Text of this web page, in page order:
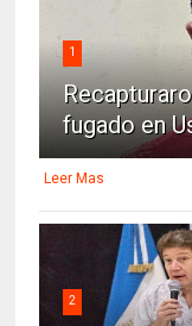
1
fugado en
Leer Mas
2